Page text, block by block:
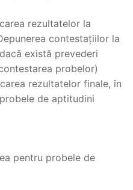
rezultatelor la
contestațiilor la
există prevederi
probelor)
rezultatelor finale, în
de aptitudini
pentru probele de